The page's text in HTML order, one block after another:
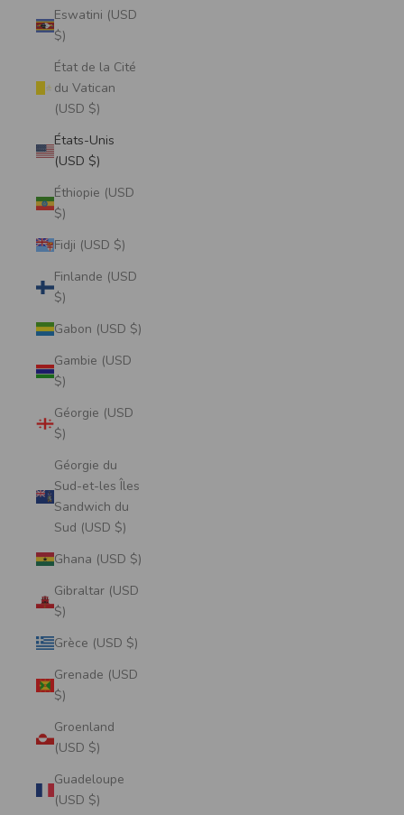
Eswatini (USD
$)
État de la Cité
du Vatican
(USD $)
États-Unis
(USD $)
Éthiopie (USD
$)
Fidji (USD $)
Finlande (USD
$)
Gabon (USD $)
Gambie (USD
$)
Géorgie (USD
$)
Géorgie du
Sud-et-les Îles
Sandwich du
Sud (USD $)
Ghana (USD $)
Gibraltar (USD
$)
Grèce (USD $)
Grenade (USD
$)
Groenland
(USD $)
Guadeloupe
(USD $)